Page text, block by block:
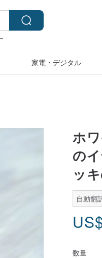
家電・デジタル
ホ
の
ッ
自動翻
数量